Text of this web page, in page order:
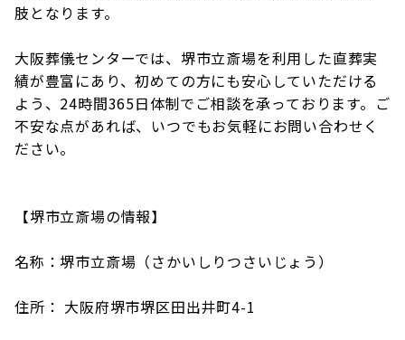
肢となります。
大阪葬儀センターでは、堺市立斎場を利用した直葬実
績が豊富にあり、初めての方にも安心していただける
よう、24時間365日体制でご相談を承っております。ご
不安な点があれば、いつでもお気軽にお問い合わせく
ださい。
【堺市立斎場の情報】
名称：堺市立斎場（さかいしりつさいじょう）
住所： 大阪府堺市堺区田出井町4-1